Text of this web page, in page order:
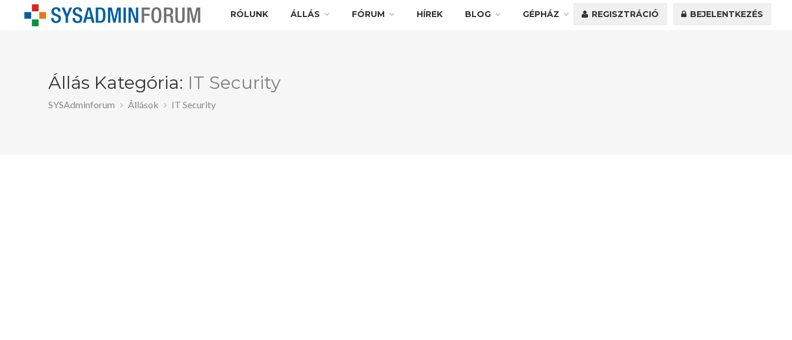
RÓLUNK ÁLLÁS FÓRUM HÍREK BLOG GÉPHÁZ REGISZTRÁCIÓ BEJELENTKEZÉS
Állás Kategória: IT Security
SYSAdminforum Állások IT Security